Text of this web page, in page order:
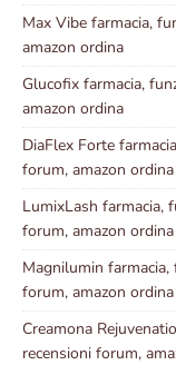
Max Vibe farmacia,
amazon ordina
Glucofix farmacia,
amazon ordina
DiaFlex Forte
forum, amazon ordina
LumixLash farmacia,
forum, amazon ordina
Magnilumin farmacia,
forum, amazon ordina
Creamona
recensioni forum,